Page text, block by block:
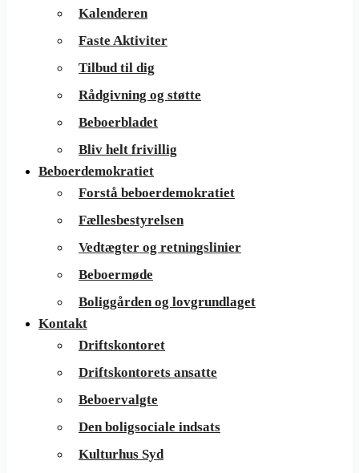
Kalenderen
Faste Aktiviter
Tilbud til dig
Rådgivning og støtte
Beboerbladet
Bliv helt frivillig
Beboerdemokratiet
Forstå beboerdemokratiet
Fællesbestyrelsen
Vedtægter og retningslinier
Beboermøde
Boliggården og lovgrundlaget
Kontakt
Driftskontoret
Driftskontorets ansatte
Beboervalgte
Den boligsociale indsats
Kulturhus Syd